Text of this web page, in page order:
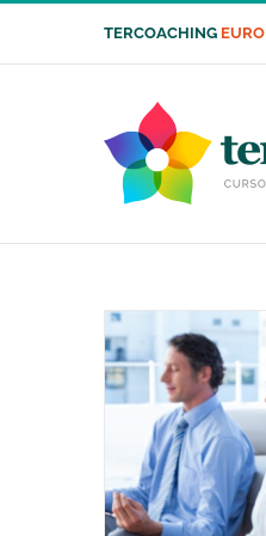
contenido
TERCOACHING